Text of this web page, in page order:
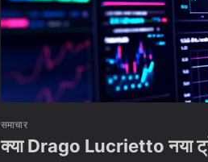
समाचार
क्या Drago Lucrietto नया